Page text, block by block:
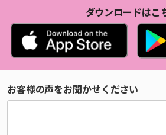
ダウンロードはこ
お客様の声をお聞かせください